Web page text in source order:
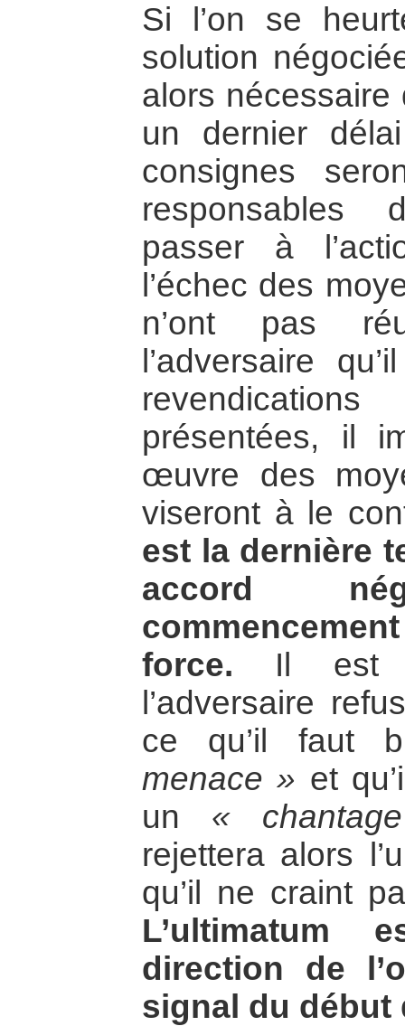
Si l’on se
solution
alors nécessaire
un dernier
consignes
responsables
passer à
l’échec des
n’ont pas
l’adversaire
présentées, il
œuvre des
viseront à le
est la dernière
accord
force. Il est
l’adversaire
ce qu’il faut
menace » et
un «
rejettera alors
qu’il ne craint
L’ultimatum
direction de
signal du début